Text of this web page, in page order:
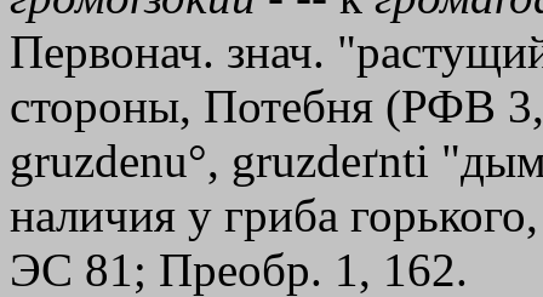
Первонач. знач.
стороны, Потебня (РФВ
gruzdenu°, gruzdeґnti
наличия у гриба
ЭС 81; Преобр. 1, 162.